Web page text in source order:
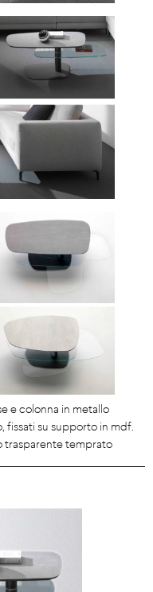
e colonna in metallo
fissati su supporto in mdf.
trasparente temprato